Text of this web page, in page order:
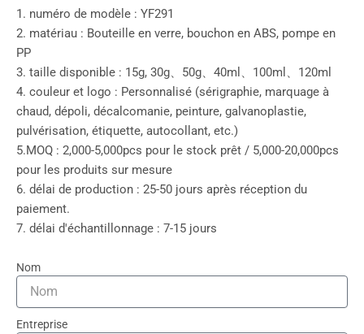
1. numéro de modèle : YF291
2. matériau : Bouteille en verre, bouchon en ABS, pompe en
PP
3. taille disponible : 15g, 30g、50g、40ml、100ml、120ml
4. couleur et logo : Personnalisé (sérigraphie, marquage à
chaud, dépoli, décalcomanie, peinture, galvanoplastie,
pulvérisation, étiquette, autocollant, etc.)
5.MOQ : 2,000-5,000pcs pour le stock prêt / 5,000-20,000pcs
pour les produits sur mesure
6. délai de production : 25-50 jours après réception du
paiement.
7. délai d'échantillonnage : 7-15 jours
Nom
Entreprise